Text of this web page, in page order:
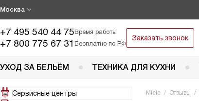
Москва
+7 495 540 44 75Время работы
+7 800 775 67 31 Бесплатно по РФ
Заказать звонок
УХОД ЗА БЕЛЬЁМ ТЕХНИКА ДЛЯ КУХНИ
Сервисные центры
Miele Отзывы